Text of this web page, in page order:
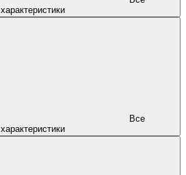
характеристики
характеристики